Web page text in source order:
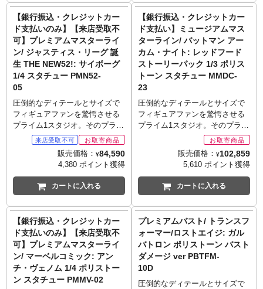
しいベースも付属します。
※お取り寄せ商品はご注文後出
荷までに1週間前後必要となりま
す。
※メーカー在庫品切れの場合、
商品をご用意出来ない場合もご
ざいます。
商品をご用意出来ない場合もご
ざいます。
■シリーズ名: プレミアムマスタ
ーライン
■製造・発売: 株式会社プライム
1スタジオ
■サイズ: 全高約71cm/全幅約
51.5cm/奥行約45.6cm
■発売予定: 2020年9月～2021年1
月
■素材: ポリストーン（一部に別
■数量: 後日発表（台座裏とパッ
ケージにシリアルナンバー入
3D立体造形の使用により詳細な
ディテールまで再現。
専用ベース付属。
■注記
写真は製品サンプルです。実際
の商品とは異なる場合がありま
す。
色と違って見える場合がありま
ンがラインナップしました。ア
メコミ＆グラフィックノベル界
の巨匠であるフランク・ミラー
の代表作『バットマン ダークナ
イト・リターンズ』のスーツを
模し、スキンパックで追加され
るスーツ姿のバットマンを、3D
立体造形の使用により詳細なデ
ィテールまで再現。頭部は狂気
を感じさせる微笑を浮かべたバ
ージョンへの差し替えも可能で
なるブルーバージョン！
※お取り寄せ商品はご注文後出
荷までに1週間前後必要となりま
す。
※メーカー在庫品切れの場合、
ざいます。
■シリーズ名: プレミアムバスト
■製造・発売: 株式会社プライム
1スタジオ
■サイズ: 全高約26.7cm/全幅約
23.5cm/奥行約21cm
■発売予定: 発売中
ンがラインナップしました。ア
メコミ＆グラフィックノベル界
の巨匠であるフランク・ミラー
の代表作『バットマン ダークナ
イト・リターンズ』のスーツを
模し、スキンパックで追加され
るスーツ姿のバットマンを、3D
立体造形の使用により詳細なデ
ィテールまで再現。頭部は狂気
を感じさせる微笑を浮かべたバ
ージョンへの差し替えも可能で
ィショナルなカラーリングもハ
ードボイルドなイメージを演出
します。世界限定1000体。
※お取り寄せ商品はご注文後出
荷までに1週間前後必要となりま
※メーカー在庫品切れの場合、
商品をご用意出来ない場合もご
ざいます。
■シリーズ名: プレミアムバスト
■製造・発売: 株式会社プライム
1スタジオ
【銀行振込・クレジットカー
ド支払いのみ】【来店受取不
可】プレミアムマスターライ
ン/ ジャスティス・リーグ 誕
生 THE NEW52!: サイボーグ
1/4 スタチュー PMN52-
05
圧倒的なディテールとサイズで
フィギュアファンを驚愕させる
プライム1スタジオ。そのプライ
ム1スタジオが放つ「プレミアム
マスターライン」シリーズに、
DCユニバース『ジャスティス・
リーグ 誕生 THE NEW52!』から
サイボーグがラインナップ。3D
立体造形の使用により詳細なデ
半人」のスーパーヒーローであ
るサイボーグを、ポリストーン
製の1/4スケール、本体約60セン
チの大型サイズにて立体化。腕
部キャノン砲を構えた姿での造
型は、緊張感あふれる構図を演
出。世界限定500体。
販売価格： ¥84,590
4,380 ポイント獲得
カートに入れる
【銀行振込・クレジットカー
ド支払い】ミュージアムマス
ターライン/ バットマン アー
カム・ナイト: レッドフード
ストーリーパック 1/3 ポリス
トーン スタチュー MMDC-
23
圧倒的なディテールとサイズで
フィギュアファンを驚愕させる
プライム1スタジオ。そのプライ
ム1スタジオが放つ、DCコミッ
クスのキャラクターによる「ミ
ュージアムマスターライン」新
作に、『バットマン アーカム・
ナイト』から仮面のヴィジラン
テ「レッドフード」がラインナ
「レッドフード ストーリー・パ
ック」仕様となったレッドフー
ドを、ポリストーン製の1/3スケ
ール、全高約82センチの大型サ
イズにて立体化。フードが付い
たジャケット、その中から見え
る機械的なヘルメット、両手に
販売価格： ¥102,859
5,610 ポイント獲得
カートに入れる
【銀行振込・クレジットカー
ド支払いのみ】【来店受取不
可】プレミアムマスターライ
ン/ マーベルコミック: アン
チ・ヴェノム 1/4 ポリストー
ン スタチュー PMMV-02
プレミアムバスト/ トランスフ
ォーマー/ロストエイジ: ガル
バトロン ポリストーン バスト
ダメージ ver PBTFM-
10D
圧倒的なディテールとサイズで